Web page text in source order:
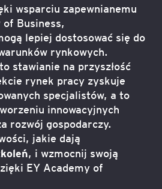
wsparciu zapewnianemu
Business,
lepiej dostosować się do
rynkowych.
stawianie na przyszłość
rynek pracy zyskuje
specjalistów, a to
innowacyjnych
rozwój gospodarczy.
jakie dają
, i wzmocnij swoją
EY Academy of